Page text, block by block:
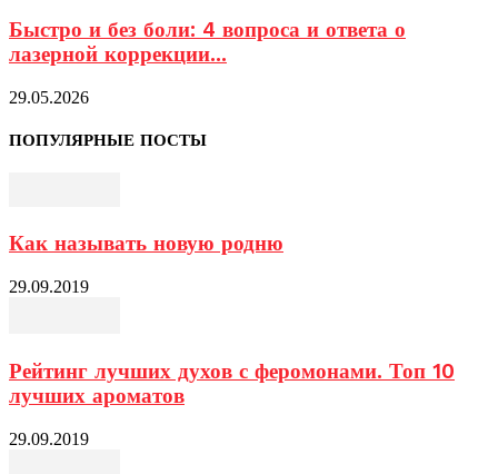
Быстро и без боли: 4 вопроса и ответа о
лазерной коррекции...
29.05.2026
ПОПУЛЯРНЫЕ ПОСТЫ
Как называть новую родню
29.09.2019
Рейтинг лучших духов с феромонами. Топ 10
лучших ароматов
29.09.2019